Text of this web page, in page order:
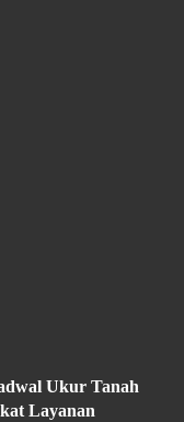
Ukur Tanah
Layanan